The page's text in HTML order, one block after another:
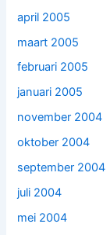
april 2005
maart 2005
februari 2005
januari 2005
november 2004
oktober 2004
september 2004
juli 2004
mei 2004